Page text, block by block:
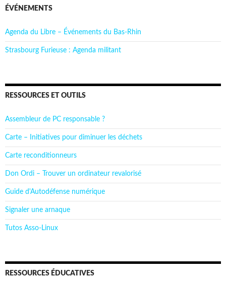
ÉVÉNEMENTS
Agenda du Libre – Événements du Bas-Rhin
Strasbourg Furieuse : Agenda militant
RESSOURCES ET OUTILS
Assembleur de PC responsable ?
Carte – Initiatives pour diminuer les déchets
Carte reconditionneurs
Don Ordi – Trouver un ordinateur revalorisé
Guide d'Autodéfense numérique
Signaler une arnaque
Tutos Asso-Linux
RESSOURCES ÉDUCATIVES